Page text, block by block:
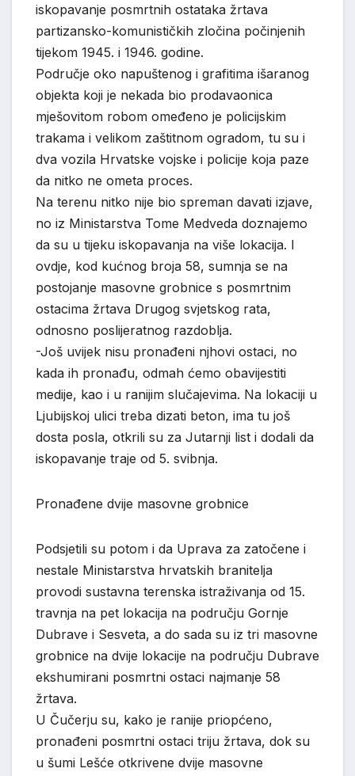
iskopavanje posmrtnih ostataka žrtava
partizansko-komunističkih zločina počinjenih
tijekom 1945. i 1946. godine.
Područje oko napuštenog i grafitima išaranog
objekta koji je nekada bio prodavaonica
mješovitom robom omeđeno je policijskim
trakama i velikom zaštitnom ogradom, tu su i
dva vozila Hrvatske vojske i policije koja paze
da nitko ne ometa proces.
Na terenu nitko nije bio spreman davati izjave,
no iz Ministarstva Tome Medveda doznajemo
da su u tijeku iskopavanja na više lokacija. I
ovdje, kod kućnog broja 58, sumnja se na
postojanje masovne grobnice s posmrtnim
ostacima žrtava Drugog svjetskog rata,
odnosno poslijeratnog razdoblja.
-Još uvijek nisu pronađeni njhovi ostaci, no
kada ih pronađu, odmah ćemo obavijestiti
medije, kao i u ranijim slučajevima. Na lokaciji u
Ljubijskoj ulici treba dizati beton, ima tu još
dosta posla, otkrili su za Jutarnji list i dodali da
iskopavanje traje od 5. svibnja.
Pronađene dvije masovne grobnice
Podsjetili su potom i da Uprava za zatočene i
nestale Ministarstva hrvatskih branitelja
provodi sustavna terenska istraživanja od 15.
travnja na pet lokacija na području Gornje
Dubrave i Sesveta, a do sada su iz tri masovne
grobnice na dvije lokacije na području Dubrave
ekshumirani posmrtni ostaci najmanje 58
žrtava.
U Čučerju su, kako je ranije priopćeno,
pronađeni posmrtni ostaci triju žrtava, dok su
u šumi Lešće otkrivene dvije masovne